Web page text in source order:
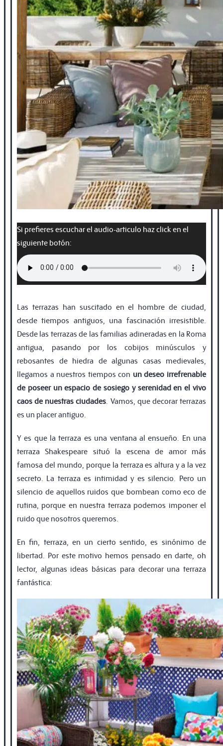
Si prefieres escuchar el audio-articulo haz click en el
siguiente botón:
Las terrazas han suscitado en el hombre de ciudad,
desde tiempos antiguos, una fascinación irresistible.
Desde las terrazas de las familias adineradas en la Roma
antigua, pasando por los cobijos minúsculos y
rebosantes de hiedra de algunas casas medievales,
llegamos a nuestros tiempos con un deseo irrefrenable
de poseer un espacio de sosiego y serenidad en el vivo
caos de nuestras ciudades . Vamos, que decorar terrazas
es un placer antiguo.
Y es que la terraza es una ventana al ensueño. En una
terraza Shakespeare situó la escena de amor más
famosa del mundo, porque la terraza es altura y a la vez
secreto. La terraza es intimidad y es silencio. Pero un
silencio de aquellos ruidos que bombean como eco de
rutina, porque en nuestra terraza podemos imponer el
ruido que nosotros queremos.
En fin, terraza, en un cierto sentido, es sinónimo de
libertad. Por este motivo hemos pensado en darte, oh
lector, algunas ideas básicas para decorar una terraza
fantástica: